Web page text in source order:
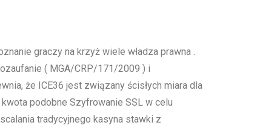
graczy na krzyż wiele władza prawna .
( MGA/CRP/171/2009 ) i
że ICE36 jest związany ścisłych miara dla
podobne Szyfrowanie SSL w celu
tradycyjnego kasyna stawki z